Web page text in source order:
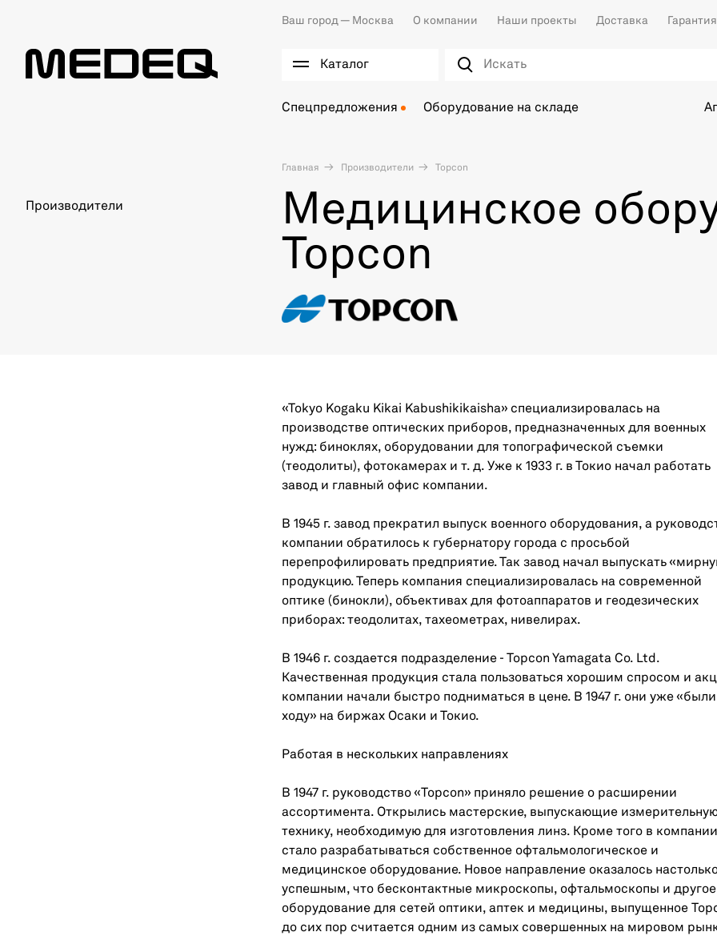
Ваш город — Москва О компании Наши проекты Доставка Гарантия
Каталог
Спецпредложения Оборудование на складе
Главная Производители Topcon
Производители
Медицинское
Topcon
«Tokyo Kogaku Kikai Kabushikikaisha» специализировалась на
производстве оптических приборов, предназначенных для военных
нужд: биноклях, оборудовании для топографической съемки
(теодолиты), фотокамерах и т. д. Уже к 1933 г. в Токио начал работать
завод и главный офис компании.
В 1945 г. завод прекратил выпуск военного оборудования, а
компании обратилось к губернатору города с просьбой
перепрофилировать предприятие. Так завод начал выпускать
продукцию. Теперь компания специализировалась на современной
оптике (бинокли), объективах для фотоаппаратов и геодезических
приборах: теодолитах, тахеометрах, нивелирах.
В 1946 г. создается подразделение - Topcon Yamagata Co. Ltd.
Качественная продукция стала пользоваться хорошим спросом и
компании начали быстро подниматься в цене. В 1947 г. они уже «были
ходу» на биржах Осаки и Токио.
Работая в нескольких направлениях
В 1947 г. руководство «Topcon» приняло решение о расширении
ассортимента. Открылись мастерские, выпускающие
технику, необходимую для изготовления линз. Кроме того в компании
стало разрабатываться собственное офтальмологическое и
медицинское оборудование. Новое направление оказалось
успешным, что бесконтактные микроскопы, офтальмоскопы и другое
оборудование для сетей оптики, аптек и медицины, выпущенное
до сих пор считается одним из самых совершенных на мировом